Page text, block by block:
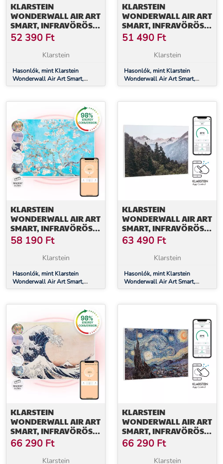
KLARSTEIN
WONDERWALL AIR ART
SMART, INFRAVÖRÖS
HŐSUGÁRZÓ, 60 X 60
CM, 350 W,
ALKALMAZÁS,
52 390 Ft
Klarstein
Hasonlók, mint Klarstein
Wonderwall Air Art Smart,
infravörös hősugárzó, 60 x 60
mandula virág
KLARSTEIN
WONDERWALL AIR ART
SMART, INFRAVÖRÖS
HŐSUGÁRZÓ, 60 X 60
CM, 350 W,
ALKALMAZÁS, HULLÁM
51 490 Ft
Klarstein
Hasonlók, mint Klarstein
Wonderwall Air Art Smart,
infravörös hősugárzó, 60 x 60
KLARSTEIN
WONDERWALL AIR ART
SMART, INFRAVÖRÖS
HŐSUGÁRZÓ, 80 X 60
CM, 500 W, VIRÁGOK
58 190 Ft
Klarstein
Hasonlók, mint Klarstein
Wonderwall Air Art Smart,
infravörös hősugárzó, 80 x 60
KLARSTEIN
WONDERWALL AIR ART
SMART, INFRAVÖRÖS
HŐSUGÁRZÓ, 80 X 60
CM, 500 W, FALI, HEGY
63 490 Ft
Klarstein
Hasonlók, mint Klarstein
Wonderwall Air Art Smart,
infravörös hősugárzó, 80 x 60
KLARSTEIN
WONDERWALL AIR ART
SMART, INFRAVÖRÖS
HŐSUGÁRZÓ, 80 X 60
CM, 500 W, KÉK
HULLÁMOK
66 290 Ft
Klarstein
KLARSTEIN
WONDERWALL AIR ART
SMART, INFRAVÖRÖS
HŐSUGÁRZÓ, 80 X 60
CM, 500 W, CSILLAGOS
66 290 Ft
Klarstein